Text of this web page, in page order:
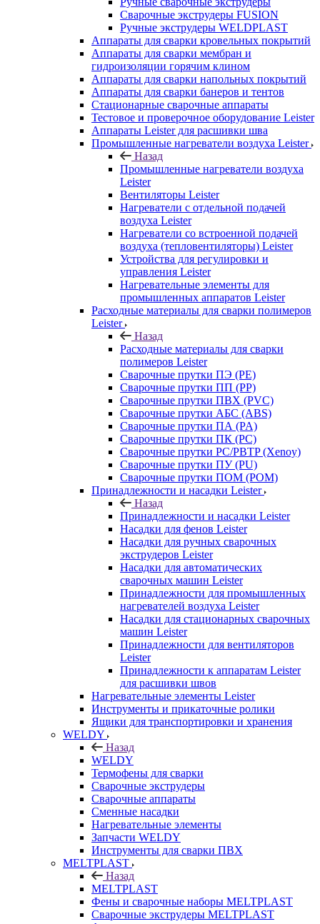
Сварочные экструдеры FUSION
Ручные экструдеры WELDPLAST
Аппараты для сварки кровельных покрытий
Аппараты для сварки мембран и
гидроизоляции горячим клином
Аппараты для сварки напольных покрытий
Аппараты для сварки банеров и тентов
Стационарные сварочные аппараты
Тестовое и проверочное оборудование Leister
Аппараты Leister для расшивки шва
Промышленные нагреватели воздуха Leister
Назад
Промышленные нагреватели воздуха
Leister
Вентиляторы Leister
Нагреватели с отдельной подачей
воздуха Leister
Нагреватели со встроенной подачей
воздуха (тепловентиляторы) Leister
Устройства для регулировки и
управления Leister
Нагревательные элементы для
промышленных аппаратов Leister
Расходные материалы для сварки полимеров
Leister
Назад
Расходные материалы для сварки
полимеров Leister
Сварочные прутки ПЭ (PE)
Сварочные прутки ПП (PP)
Сварочные прутки ПВХ (PVC)
Сварочные прутки АБС (ABS)
Сварочные прутки ПА (PA)
Сварочные прутки ПК (PC)
Сварочные прутки PC/PBTP (Xenoy)
Сварочные прутки ПУ (PU)
Сварочные прутки ПОМ (POM)
Принадлежности и насадки Leister
Назад
Принадлежности и насадки Leister
Насадки для фенов Leister
Насадки для ручных сварочных
экструдеров Leister
Насадки для автоматических
сварочных машин Leister
Принадлежности для промышленных
нагревателей воздуха Leister
Насадки для стационарных сварочных
машин Leister
Принадлежности для вентиляторов
Leister
Принадлежности к аппаратам Leister
для расшивки швов
Нагревательные элементы Leister
Инструменты и прикаточные ролики
Ящики для транспортировки и хранения
WELDY
Назад
WELDY
Термофены для сварки
Сварочные экструдеры
Сварочные аппараты
Сменные насадки
Нагревательные элементы
Запчасти WELDY
Инструменты для сварки ПВХ
MELTPLAST
Назад
MELTPLAST
Фены и сварочные наборы MELTPLAST
Сварочные экструдеры MELTPLAST